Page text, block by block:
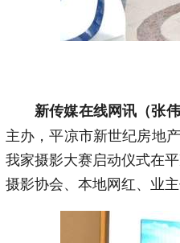
新传媒在线网讯（张
主办，平凉市新世纪房地
我家摄影大赛启动仪式在
摄影协会、本地网红、业